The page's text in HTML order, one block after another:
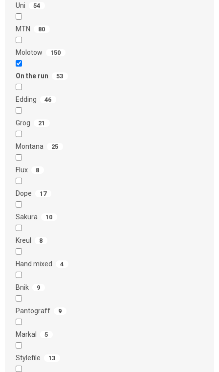
Uni 54
MTN 80
Molotow 150
On the run 53
Edding 46
Grog 21
Montana 25
Flux 8
Dope 17
Sakura 10
Kreul 8
Hand mixed 4
Bnik 9
Pantograff 9
Markal 5
Stylefile 13